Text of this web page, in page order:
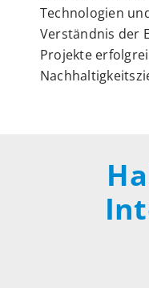
Technologien
Verständnis der
Projekte